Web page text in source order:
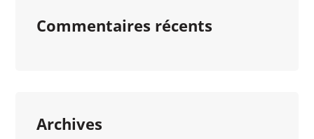
Commentaires récents
Archives